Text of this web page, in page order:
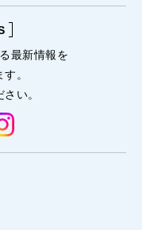
最新情報を
。
い。